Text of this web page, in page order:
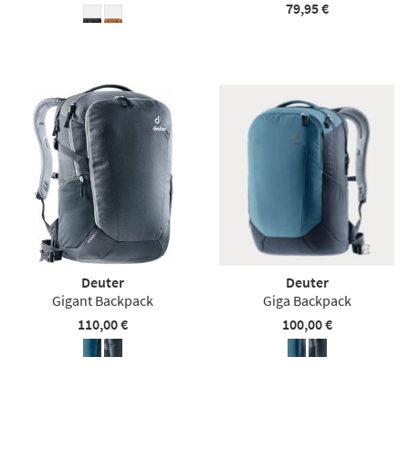
79,95 €
Deuter
Gigant Backpack
110,00 €
Deuter
Giga Backpack
100,00 €